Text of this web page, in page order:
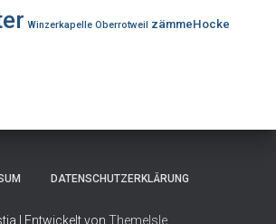
Winzerkapelle Oberrotweil zämmeHocke
DATENSCHUTZERKLÄRUNG
| Entwickelt von ThemeIsle